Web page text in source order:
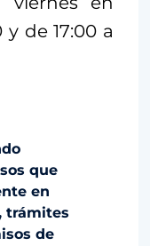
y de 17:00 a
que
en
trámites
de